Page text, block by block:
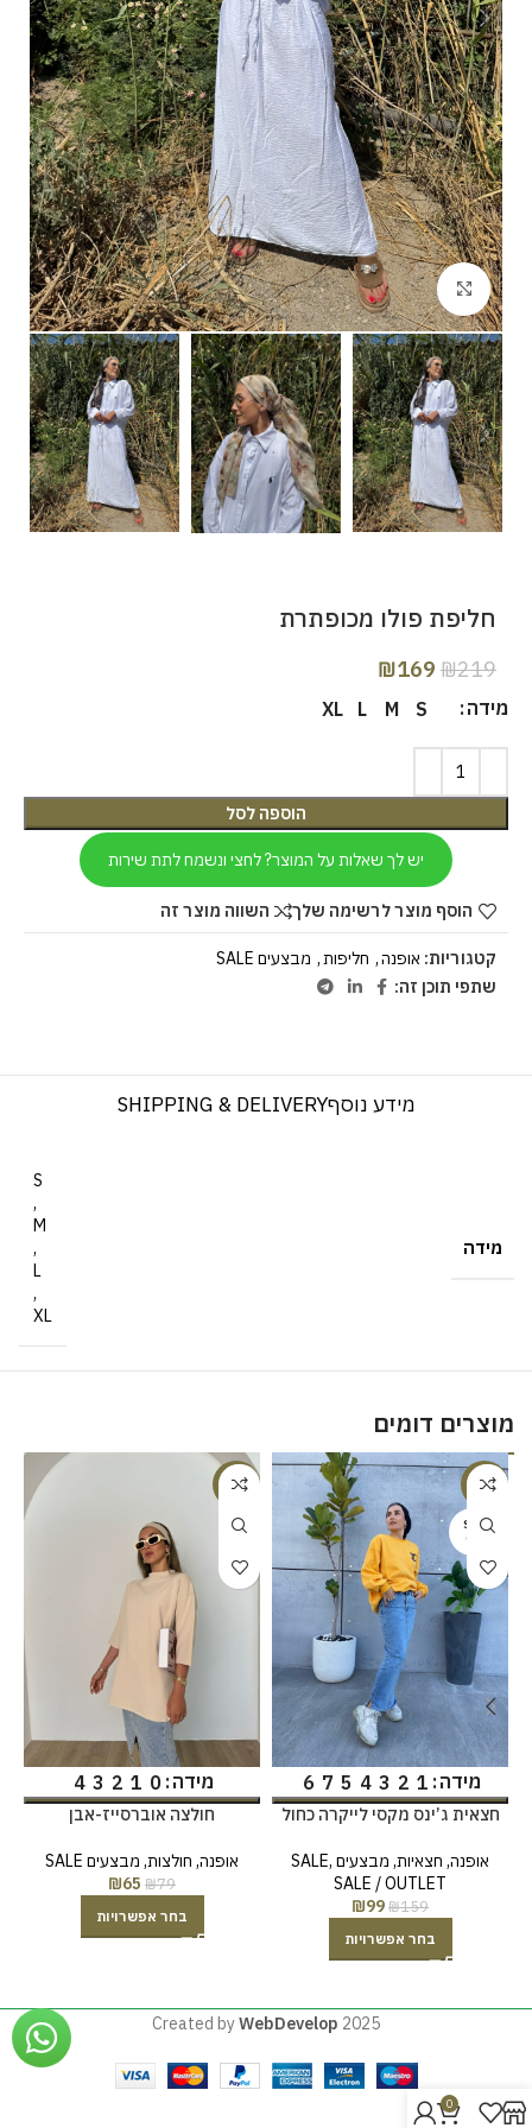
Click to enlarge
חליפת פולו מכופתרת
₪219
₪169
מידה S
M
L
XL
הוספה לסל
יש לך שאלות על המוצר? לחצי ונשמח לתת שירות
הוסף מוצר לרשימה שלך השווה מוצר זה
קטגוריות: אופנה, חליפות, מבצעים SALE
שתפי תוכן זה:
מידע נוסףSHIPPING & DELIVERY
מידה
S
,
M
,
L
,
XL
מוצרים דומים
-38%
SOLD
OUT
מידה 1
2
3
4
5
7
6
חצאית ג’ינס מקסי לייקרה כחול
אופנה, חצאיות, מבצעים SALE ,
SALE / OUTLET
₪159
₪99
בחר אפשרויות
-18%
מידה 0
1
2
3
4
חולצה אוברסייז-אבן
אופנה, חולצות, מבצעים SALE
₪79
₪65
בחר אפשרויות
Created byWebDevelop 2025
0